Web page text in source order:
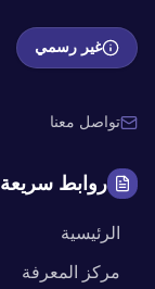
غير رسمي
تواصل معنا
روابط سريعة
الرئيسية
مركز المعرفة